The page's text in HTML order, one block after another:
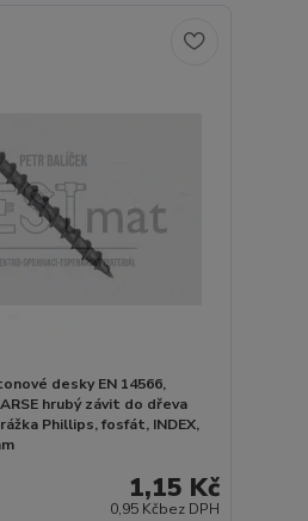
desky EN 14566,
hrubý závit do dřeva
Phillips, fosfát, INDEX,
1,15 Kč
0,95 Kčbez DPH